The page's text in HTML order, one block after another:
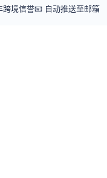
境信誉📧 自动推送至邮箱